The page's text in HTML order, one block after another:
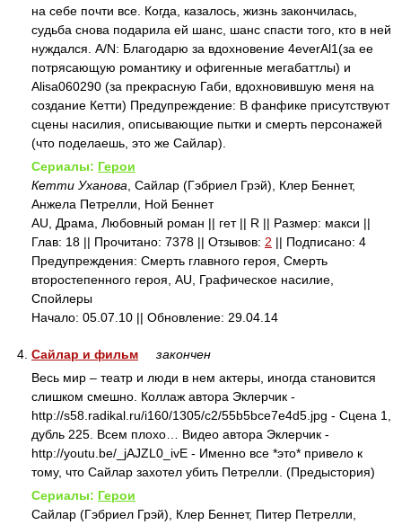
на себе почти все. Когда, казалось, жизнь закончилась,
судьба снова подарила ей шанс, шанс спасти того, кто в ней
нуждался. A/N: Благодарю за вдохновение 4everAl1(за ее
потрясающую романтику и офигенные мегабаттлы) и
Alisa060290 (за прекрасную Габи, вдохновившую меня на
создание Кетти) Предупреждение: В фанфике присутствуют
сцены насилия, описывающие пытки и смерть персонажей
(что поделаешь, это же Сайлар).
Сериалы: Герои
Кетти Уханова , Сайлар (Гэбриел Грэй), Клер Беннет,
Анжела Петрелли, Ной Беннет
AU, Драма, Любовный роман || гет || R || Размер: макси ||
Глав: 18 || Прочитано: 7378 || Отзывов: 2 || Подписано: 4
Предупреждения: Смерть главного героя, Смерть
второстепенного героя, AU, Графическое насилие,
Спойлеры
Начало: 05.07.10 || Обновление: 29.04.14
4. Сайлар и фильм
закончен
Весь мир – театр и люди в нем актеры, иногда становится
слишком смешно. Коллаж автора Эклерчик -
http://s58.radikal.ru/i160/1305/c2/55b5bce7e4d5.jpg - Сцена 1,
дубль 225. Всем плохо… Видео автора Эклерчик -
http://youtu.be/_jAJZL0_ivE - Именно все *это* привело к
тому, что Сайлар захотел убить Петрелли. (Предыстория)
Сериалы: Герои
Сайлар (Гэбриел Грэй), Клер Беннет, Питер Петрелли,